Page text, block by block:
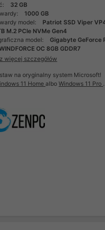
32 GB
1000 GB
model:
Patriot SSD Viper
M.2 PCIe NVMe Gen4
model:
Gigabyte GeForce
OC 8GB GDDR7
więcej szczegółów
na oryginalny system Microsoft!
11 HomealboWindows 11 Pro .